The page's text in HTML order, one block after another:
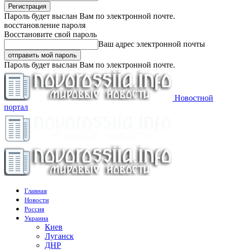
Пароль будет выслан Вам по электронной почте.
восстановление пароля
Восстановите свой пароль
Ваш адрес электронной почты
Пароль будет выслан Вам по электронной почте.
Новостной
портал
Главная
Новости
Россия
Украина
Киев
Луганск
ДНР